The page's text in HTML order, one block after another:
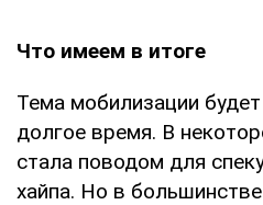
Что имеем в итоге
Тема мобилизации
долгое время. В
стала поводом для
хайпа. Но в